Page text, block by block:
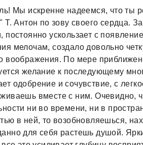
Мы искренне надеемся, что ты
Т. Антон по зову своего сердца.
постоянно ускользает с
мелочам, создало довольно
воображения. По мере
желание к последующему
одобрение и сочувствие, с
вместе с ним. Очевидно,
ни во времени, ни в
в ней, то возобновляешься,
для себя растешь душой.